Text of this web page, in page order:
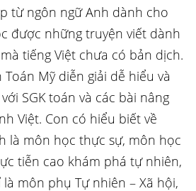
từ ngôn ngữ Anh dành cho
được những truyện viết dành
tiếng Việt chưa có bản dịch.
Mỹ diễn giải dễ hiểu và
SGK toán và các bài nâng
Việt. Con có hiểu biết về
là môn học thực sự, môn học
tiễn cao khám phá tự nhiên,
môn phụ Tự nhiên – Xã hội,